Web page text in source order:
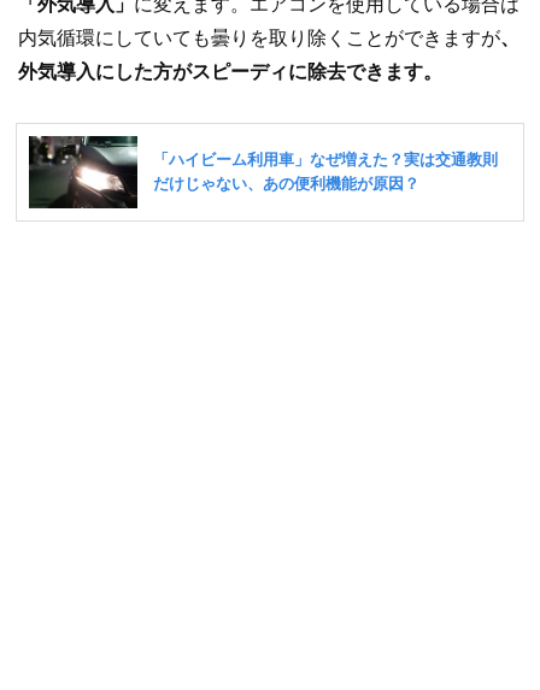
「外気導入」 に変えます。エアコンを使用している場合は
内気循環にしていても曇りを取り除くことができますが、
外気導入にした方がスピーディに除去できます。